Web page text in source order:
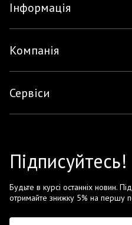
Інформація
Компанія
Сервіси
Підписуйтесь!
Будьте в курсі останніх новин.
отримайте знижку 5% на першу